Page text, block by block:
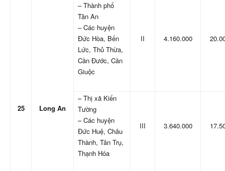
25 Long An
– Thành phố
Tân An
– Các huyện
Đức Hòa, Bến
Lức, Thủ Thừa,
Cần Đước, Cần
Giuộc
II 4.160.000
– Thị xã Kiến
Tường
– Các huyện
Đức Huệ, Châu
Thành, Tân Trụ,
Thạnh Hóa
III 3.640.000